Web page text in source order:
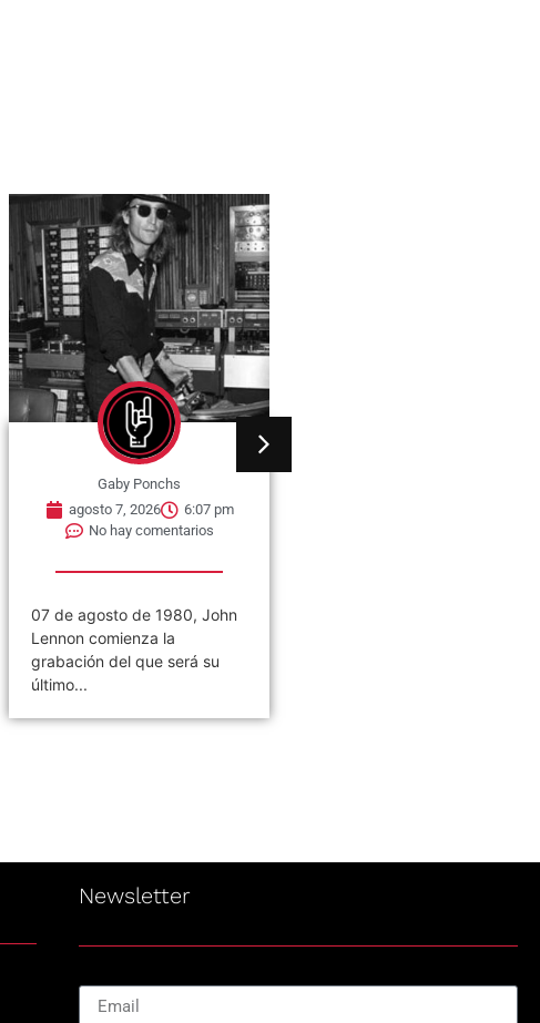
Gaby Ponchs
agosto 7, 2026
6:07 pm
No hay comentarios
07 de agosto de 1980, John
Lennon comienza la
grabación del que será su
último...
Newsletter